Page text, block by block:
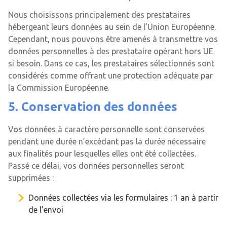
Nous choisissons principalement des prestataires
hébergeant leurs données au sein de l’Union Européenne.
Cependant, nous pouvons être amenés à transmettre vos
données personnelles à des prestataire opérant hors UE
si besoin. Dans ce cas, les prestataires sélectionnés sont
considérés comme offrant une protection adéquate par
la Commission Européenne.
5. Conservation des données
Vos données à caractère personnelle sont conservées
pendant une durée n’excédant pas la durée nécessaire
aux finalités pour lesquelles elles ont été collectées.
Passé ce délai, vos données personnelles seront
supprimées :
Données collectées via les formulaires : 1 an à partir
de l’envoi